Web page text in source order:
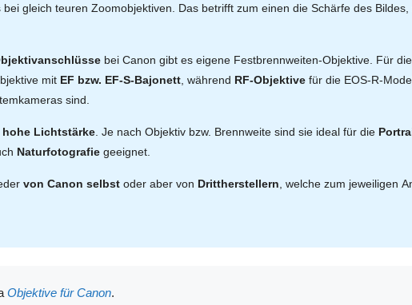
gleich teuren Zoomobjektiven. Das betrifft zum einen die Schärfe des
bei Canon gibt es eigene Festbrennweiten-Objektive. Für
mit EF bzw. EF-S-Bajonett , während RF-Objektive für die EOS-R-
sind.
hohe Lichtstärke . Je nach Objektiv bzw. Brennweite sind sie ideal für die
Naturfotografiegeeignet.
von Canon selbst oder aber von Drittherstellern , welche zum jeweiligen
Objektive für Canon.